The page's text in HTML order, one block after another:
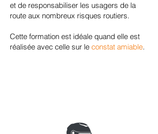
et de responsabiliser les usagers de la
route aux nombreux risques routiers.
Cette formation est idéale quand elle est
réalisée avec celle sur le constat amiable.